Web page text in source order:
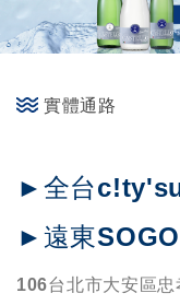
實體通路
►全台
►遠東
106台北市大安區